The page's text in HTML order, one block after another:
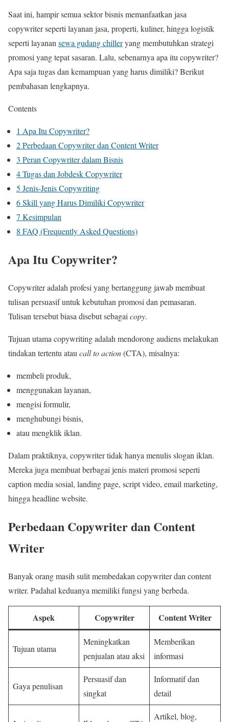
Saat ini, hampir semua sektor bisnis memanfaatkan jasa
copywriter seperti layanan jasa, properti, kuliner, hingga logistik
seperti layanansewa gudang chilleryang membutuhkan strategi
promosi yang tepat sasaran. Lalu, sebenarnya apa itu copywriter?
Apa saja tugas dan kemampuan yang harus dimiliki? Berikut
pembahasan lengkapnya.
Contents
1 Apa Itu Copywriter?
2Perbedaan Copywriter dan Content Writer
3 Peran Copywriter dalam Bisnis
4Tugas dan Jobdesk Copywriter
5 Jenis-Jenis Copywriting
6Skill yang Harus Dimiliki Copywriter
7 Kesimpulan
8 FAQ (Frequently Asked Questions)
Apa Itu Copywriter?
Copywriter adalah profesi yang bertanggung jawab membuat
tulisan persuasif untuk kebutuhan promosi dan pemasaran.
Tulisan tersebut biasa disebut sebagaicopy.
Tujuan utama copywriting adalah mendorong audiens melakukan
tindakan tertentu ataucall to action(CTA), misalnya:
membeli produk,
menggunakan layanan,
mengisi formulir,
menghubungi bisnis,
atau mengklik iklan.
Dalam praktiknya, copywriter tidak hanya menulis slogan iklan.
Mereka juga membuat berbagai jenis materi promosi seperti
caption media sosial, landing page, script video, email marketing,
hingga headline website.
Perbedaan Copywriter dan Content
Writer
Banyak orang masih sulit membedakan copywriter dan content
writer. Padahal keduanya memiliki fungsi yang berbeda.
Aspek Copywriter Content Writer
Tujuan utama
Meningkatkan
penjualan atau aksi
Memberikan
informasi
Gaya penulisan
Persuasif dan
singkat
Informatif dan
detail
Artikel, blog,